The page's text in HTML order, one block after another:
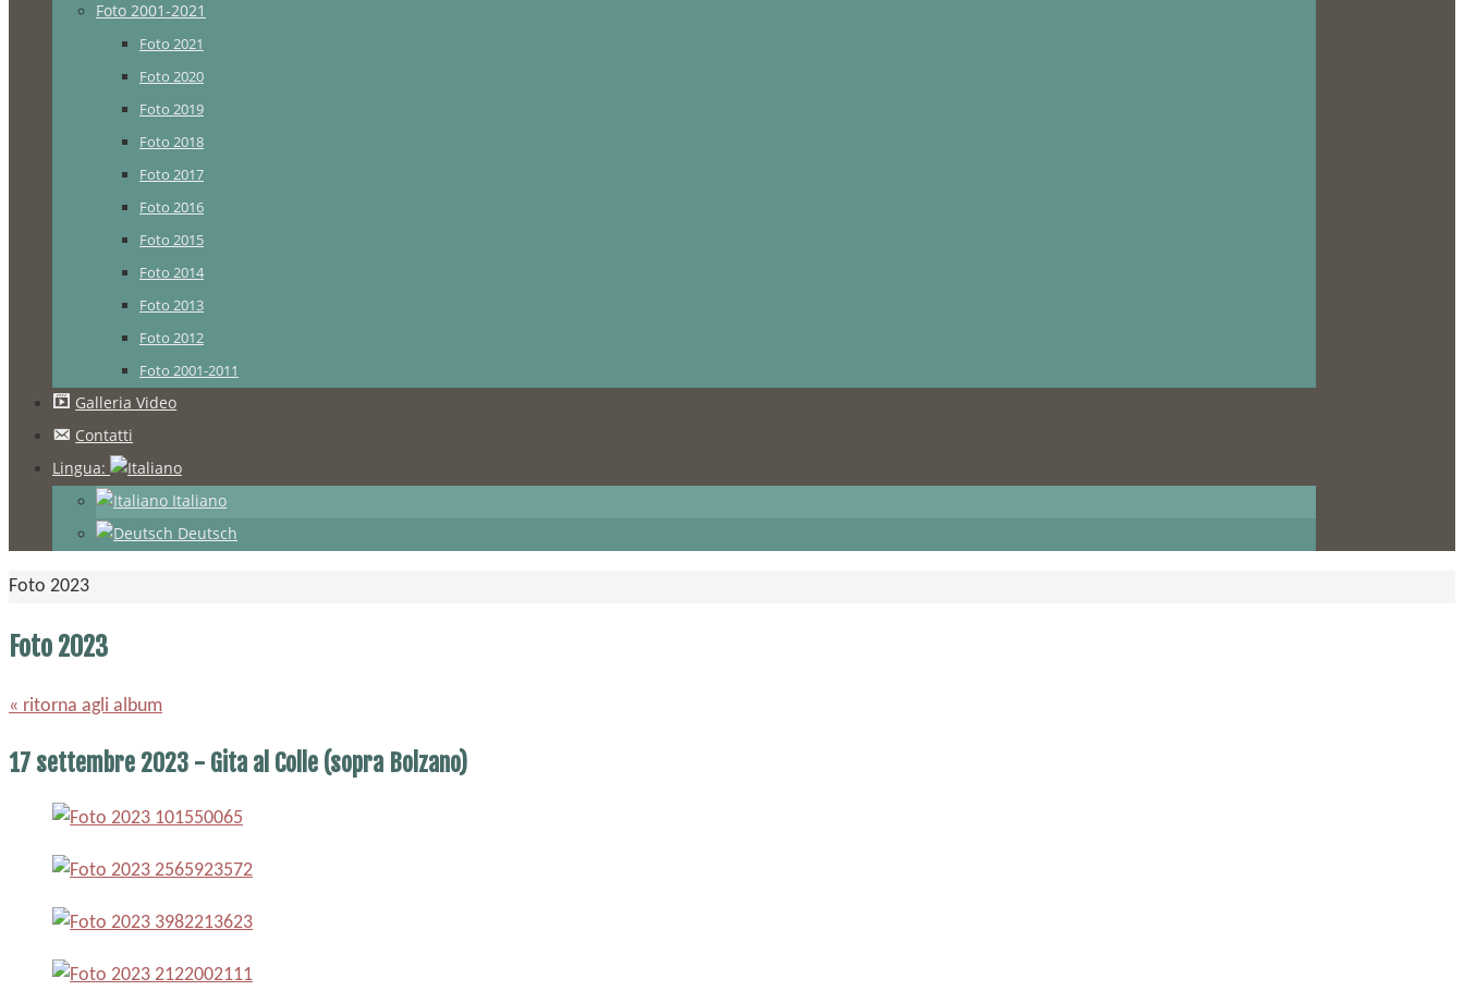
Foto 2001-2021
Foto 2021
Foto 2020
Foto 2019
Foto 2018
Foto 2017
Foto 2016
Foto 2015
Foto 2014
Foto 2013
Foto 2012
Foto 2001-2011
Galleria Video
Contatti
Lingua:
Italiano
Deutsch
Home
Foto 2023
Foto 2023
« ritorna agli album
17 settembre 2023 - Gita al Colle (sopra Bolzano)